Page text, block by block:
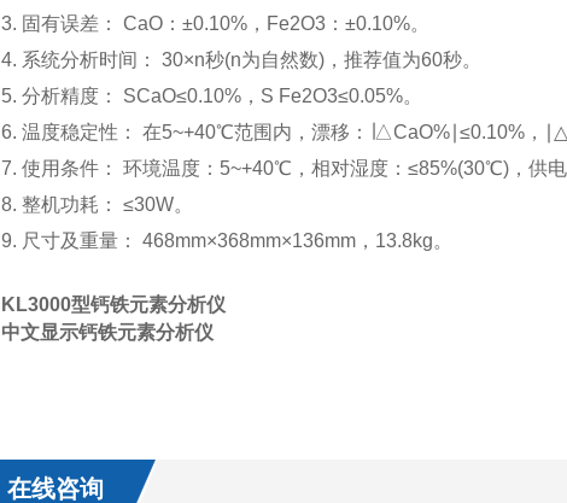
3. 固有误差： CaO：±0.10%，Fe2O3：±0.10%。
4. 系统分析时间： 30×n秒(n为自然数)，推荐值为60秒。
5. 分析精度： SCaO≤0.10%，S Fe2O3≤0.05%。
6. 温度稳定性： 在5~+40℃范围内，漂移：∣△CaO%∣≤0.10%，
7. 使用条件： 环境温度：5~+40℃，相对湿度：≤85%(30℃)，供电
8. 整机功耗： ≤30W。
9. 尺寸及重量： 468mm×368mm×136mm，13.8kg。
KL3000型钙铁元素分析仪
中文显示钙铁元素分析仪
在线咨询